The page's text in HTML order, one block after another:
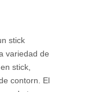
stick
variedad de
stick,
contorn. El